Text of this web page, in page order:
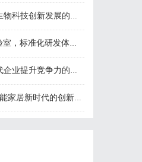
创新发展的先锋企业
准化研发体系全解析
升竞争力的实践与策略
居新时代的创新之作